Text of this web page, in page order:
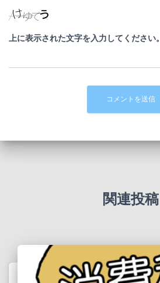
上に表示された文字を入力してください。
関連投稿